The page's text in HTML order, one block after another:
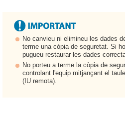
No canvieu ni elimineu les dades
terme una còpia de seguretat. Si
pugueu restaurar les dades
No porteu a terme la còpia de
controlant l'equip mitjançant el
(IU remota).